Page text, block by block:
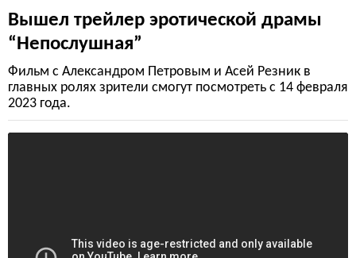
Вышел трейлер эротической драмы
“Непослушная”
Фильм с Александром Петровым и Асей Резник в
главных ролях зрители смогут посмотреть с 14 февраля
2023 года.